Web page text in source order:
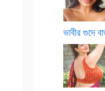
ভাবীর গুদে